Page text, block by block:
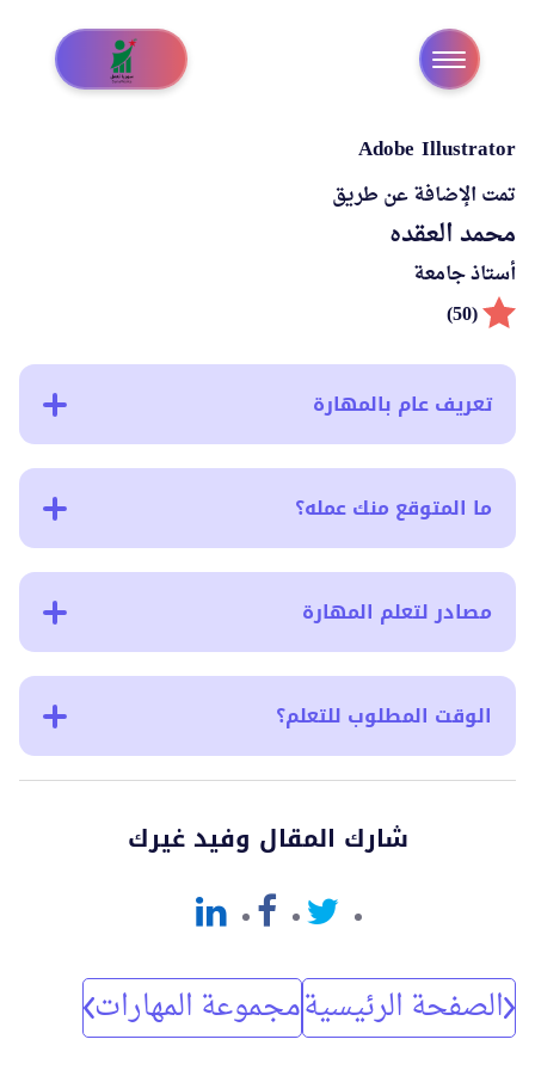
Adobe Illustrator
تمت الإضافة عن طريق
محمد العقده
أستاذ جامعة
(50)
تعريف عام بالمهارة
ما المتوقع منك عمله؟
مصادر لتعلم المهارة
الوقت المطلوب للتعلم؟
شارك المقال وفيد غيرك
الصفحة الرئيسيةمجموعة المهارات